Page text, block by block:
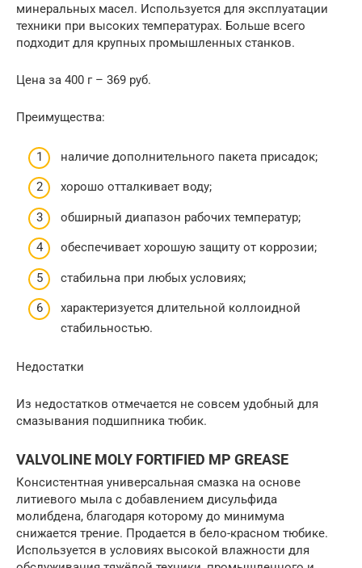
минеральных масел. Используется для эксплуатации
техники при высоких температурах. Больше всего
подходит для крупных промышленных станков.
Цена за 400 г – 369 руб.
Преимущества:
наличие дополнительного пакета присадок;
хорошо отталкивает воду;
обширный диапазон рабочих температур;
обеспечивает хорошую защиту от коррозии;
стабильна при любых условиях;
характеризуется длительной коллоидной
стабильностью.
Недостатки
Из недостатков отмечается не совсем удобный для
смазывания подшипника тюбик.
VALVOLINE MOLY FORTIFIED MP GREASE
Консистентная универсальная смазка на основе
литиевого мыла с добавлением дисульфида
молибдена, благодаря которому до минимума
снижается трение. Продается в бело-красном тюбике.
Используется в условиях высокой влажности для